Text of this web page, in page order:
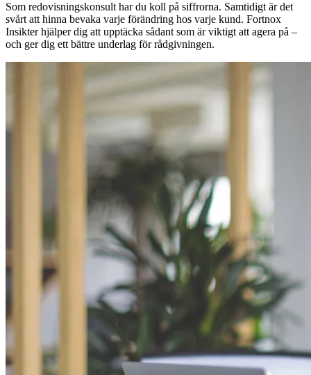
Som redovisningskonsult har du koll på siffrorna. Samtidigt är det
svårt att hinna bevaka varje förändring hos varje kund. Fortnox
Insikter hjälper dig att upptäcka sådant som är viktigt att agera på –
och ger dig ett bättre underlag för rådgivningen.